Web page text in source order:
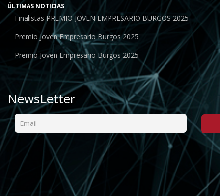
ÚLTIMAS NOTICIAS
Finalistas PREMIO JOVEN EMPRESARIO BURGOS 2025
Premio Joven Empresario Burgos 2025
Premio Joven Empresario Burgos 2025
NewsLetter